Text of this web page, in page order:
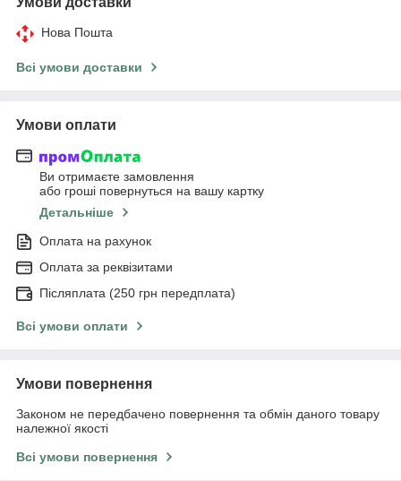
Нова Пошта
Всі умови доставки
Умови оплати
Ви отримаєте замовлення
або гроші повернуться на вашу картку
Детальніше
Оплата на рахунок
Оплата за реквізитами
Післяплата (250 грн передплата)
Всі умови оплати
Умови повернення
Законом не передбачено повернення та обмін даного товару
належної якості
Всі умови повернення